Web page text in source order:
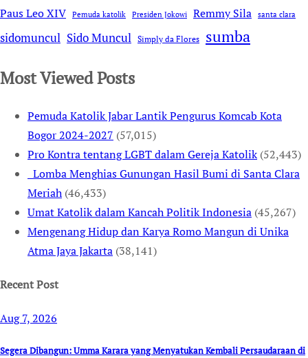
Paus Leo XIV Pemuda katolik Presiden Jokowi Remmy Sila santa clara
sidomuncul Sido Muncul Simply da Flores sumba
Most Viewed Posts
Pemuda Katolik Jabar Lantik Pengurus Komcab Kota
Bogor 2024-2027 (57,015)
Pro Kontra tentang LGBT dalam Gereja Katolik (52,443)
Lomba Menghias Gunungan Hasil Bumi di Santa Clara
Meriah (46,433)
Umat Katolik dalam Kancah Politik Indonesia (45,267)
Mengenang Hidup dan Karya Romo Mangun di Unika
Atma Jaya Jakarta (38,141)
Recent Post
Aug 7, 2026
Segera Dibangun: Umma Karara yang Menyatukan Kembali Persaudaraan di